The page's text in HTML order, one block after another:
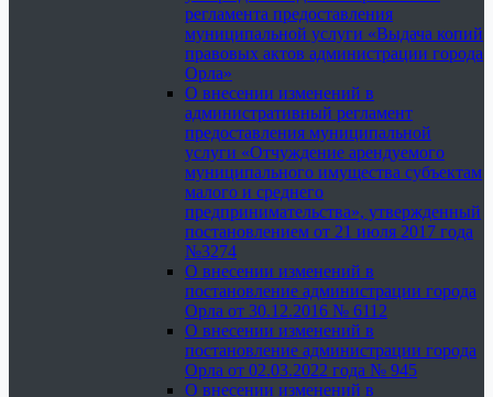
регламента предоставления
муниципальной услуги «Выдача копий
правовых актов администрации города
Орла»
О внесении изменений в
административный регламент
предоставления муниципальной
услуги «Отчуждение арендуемого
муниципального имущества субъектам
малого и среднего
предпринимательства», утвержденный
постановлением от 21 июля 2017 года
№3274
О внесении изменений в
постановление администрации города
Орла от 30.12.2016 № 6112
О внесении изменений в
постановление администрации города
Орла от 02.03.2022 года № 945
О внесении изменений в